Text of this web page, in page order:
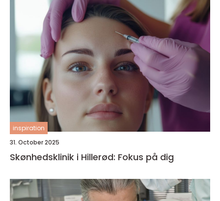
inspiration
31. October 2025
Skønhedsklinik i Hillerød: Fokus på dig